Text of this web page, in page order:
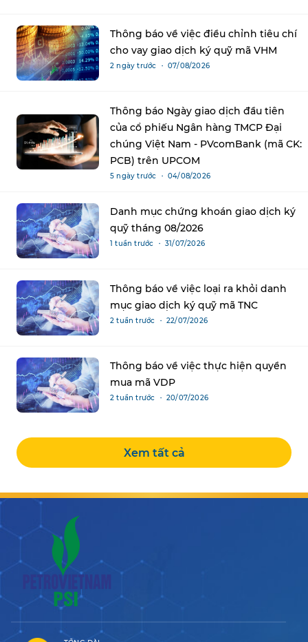
Thông báo về việc điều chỉnh tiêu chí
cho vay giao dịch ký quỹ mã VHM
2 ngày trước ・ 07/08/2026
Thông báo Ngày giao dịch đầu tiên
của cổ phiếu Ngân hàng TMCP Đại
chúng Việt Nam - PVcomBank (mã CK:
PCB) trên UPCOM
5 ngày trước ・ 04/08/2026
Danh mục chứng khoán giao dịch ký
quỹ tháng 08/2026
1 tuần trước ・ 31/07/2026
Thông báo về việc loại ra khỏi danh
mục giao dịch ký quỹ mã TNC
2 tuần trước ・ 22/07/2026
Thông báo về việc thực hiện quyền
mua mã VDP
2 tuần trước ・ 20/07/2026
Xem tất cả